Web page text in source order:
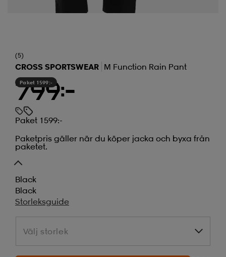
(5)
CROSS SPORTSWEAR M Function Rain Pant
Paket 1599:-
799:-
Paket 1599:-
Paketpris gäller när du köper jacka och byxa från
paketet.
Black
Black
Storleksguide
Välj storlek
Välj storlek